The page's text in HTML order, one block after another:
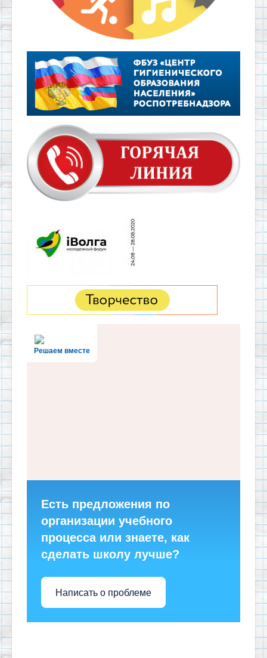
Решаем вместе
Есть предложения по
организации учебного
процесса или знаете, как
сделать школу лучше?
Написать о проблеме